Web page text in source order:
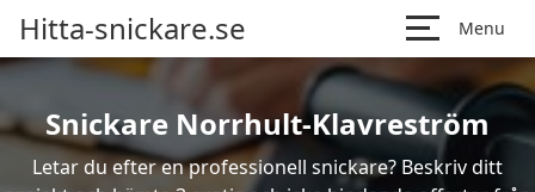
Hitta-snickare.se Menu
Snickare Norrhult-Klavreström
Letar du efter en professionell snickare? Beskriv ditt